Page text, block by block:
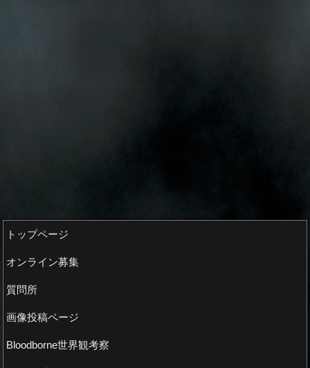
トップページ
オンライン募集
質問所
画像投稿ページ
Bloodborne世界観考察